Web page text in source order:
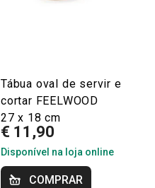
Tábua oval de servir e
cortar FEELWOOD
27 x 18 cm
€ 11,90
Disponível na loja online
COMPRAR